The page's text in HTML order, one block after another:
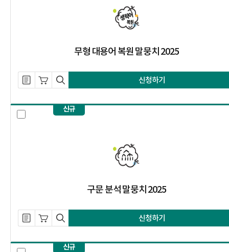
무형 대용어 복원 말뭉치 2025
설명 자료 내려받기
장바구니 담기
미리보기 신청하기
신규
구문 분석 말뭉치 2025
설명 자료 내려받기
장바구니 담기
미리보기 신청하기
신규